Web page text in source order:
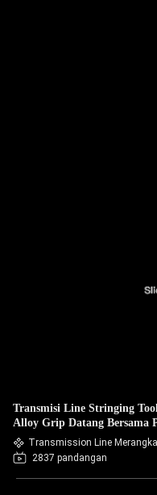
Transmisi Line Stringing
Alloy Grip Datang Bersama
Konduktor
Transmission Line
2837 pandangan